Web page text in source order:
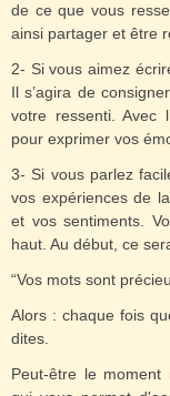
de ce que vous
ainsi partager et être
2- Si vous aimez
Il s’agira de
votre ressenti. Avec
pour exprimer vos
3- Si vous parlez
vos expériences de
et vos sentiments.
haut. Au début, ce
“Vos mots sont
Alors : chaque fois
dites.
Peut-être le moment